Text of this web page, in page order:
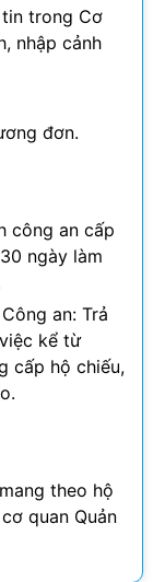
trong Cơ
nhập cảnh
đơn.
công an cấp
ngày làm
an: Trả
kể từ
cấp hộ chiếu,
theo hộ
quan Quản